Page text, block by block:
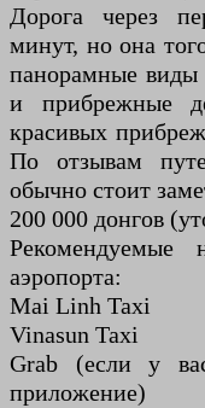
Дорога через
минут, но она
панорамные виды
и прибрежные
красивых
По отзывам
обычно стоит
200 000 донгов
аэропорта:
Mai Linh Taxi
Vinasun Taxi
Grab (если у
приложение)